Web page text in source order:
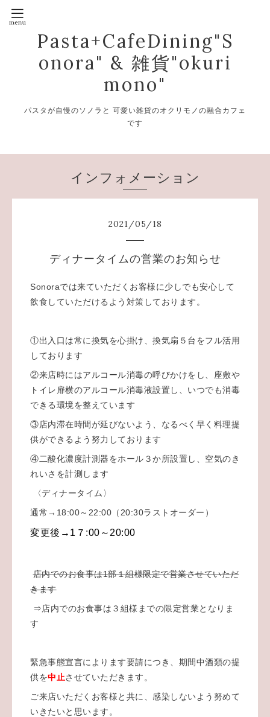
Pasta+CafeDining"S
onora" & 雑貨"okuri
mono"
パスタが自慢のソノラと 可愛い雑貨のオクリモノの融合カフェ
です
インフォメーション
2021/05/18
ディナータイムの営業のお知らせ
Sonoraでは来ていただくお客様に少しでも安心して
飲食していただけるよう対策しております。
①出入口は常に換気を心掛け、換気扇５台をフル活用
しております
②来店時にはアルコール消毒の呼びかけをし、座敷や
トイレ扉横のアルコール消毒液設置し、いつでも消毒
できる環境を整えています
③店内滞在時間が延びないよう、なるべく早く料理提
供ができるよう努力しております
④二酸化濃度計測器をホール３か所設置し、空気のき
れいさを計測します
〈ディナータイム〉
通常→18:00～22:00（20:30ラストオーダー）
変更後→1７:00～20:00
店内でのお食事は1部１組様限定で営業させていただ
きます
⇒店内でのお食事は３組様までの限定営業となりま
す
緊急事態宣言によります要請につき、期間中酒類の提
供を中止させていただきます。
ご来店いただくお客様と共に、感染しないよう努めて
いきたいと思います。